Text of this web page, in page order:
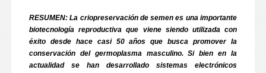
RESUMEN: La criopreservación de semen es una importante
biotecnología reproductiva que viene siendo utilizada con
éxito desde hace casi 50 años que busca promover la
conservación del germoplasma masculino. Si bien en la
actualidad se han desarrollado sistemas electrónicos